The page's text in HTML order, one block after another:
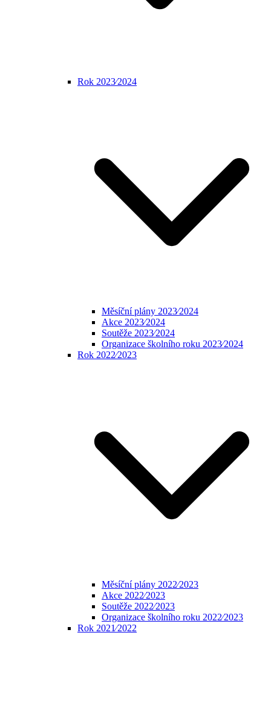
Rok 2023⁄2024
Měsíční plány 2023⁄2024
Akce 2023⁄2024
Soutěže 2023⁄2024
Organizace školního roku 2023⁄2024
Rok 2022⁄2023
Měsíční plány 2022⁄2023
Akce 2022⁄2023
Soutěže 2022⁄2023
Organizace školního roku 2022⁄2023
Rok 2021⁄2022